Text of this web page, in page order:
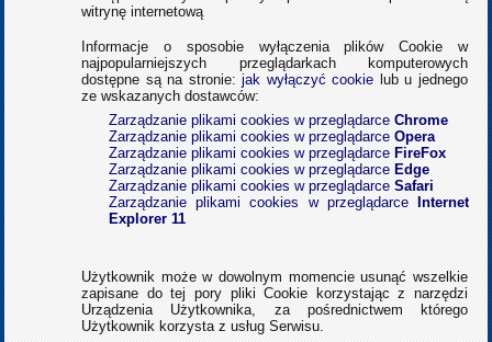
witrynę internetową
Informacje o sposobie wyłączenia plików Cookie w
najpopularniejszych przeglądarkach komputerowych
dostępne są na stronie:jak wyłączyć cookie lub u jednego
ze wskazanych dostawców:
Zarządzanie plikami cookies w przeglądarceChrome
Zarządzanie plikami cookies w przeglądarceOpera
Zarządzanie plikami cookies w przeglądarce FireFox
Zarządzanie plikami cookies w przeglądarce Edge
Zarządzanie plikami cookies w przeglądarceSafari
Zarządzanie plikami cookies w przeglądarce
Internet
Explorer 11
Użytkownik może w dowolnym momencie usunąć wszelkie
zapisane do tej pory pliki Cookie korzystając z narzędzi
Urządzenia Użytkownika, za pośrednictwem którego
Użytkownik korzysta z usług Serwisu.